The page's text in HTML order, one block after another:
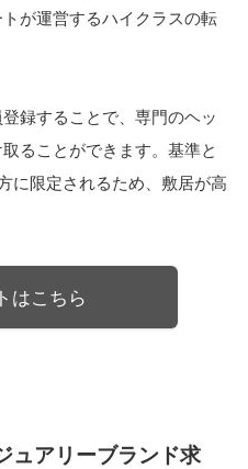
が運営するハイクラスの転
録することで、専門のヘッ
ることができます。基準と
に限定されるため、敷居が高
はこちら
ュアリーブランド求